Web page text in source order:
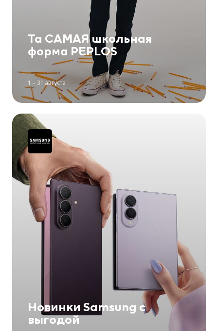
Та САМАЯ школьная
форма PEPLOS
1 – 31 августа
Новинки Samsung с
выгодой